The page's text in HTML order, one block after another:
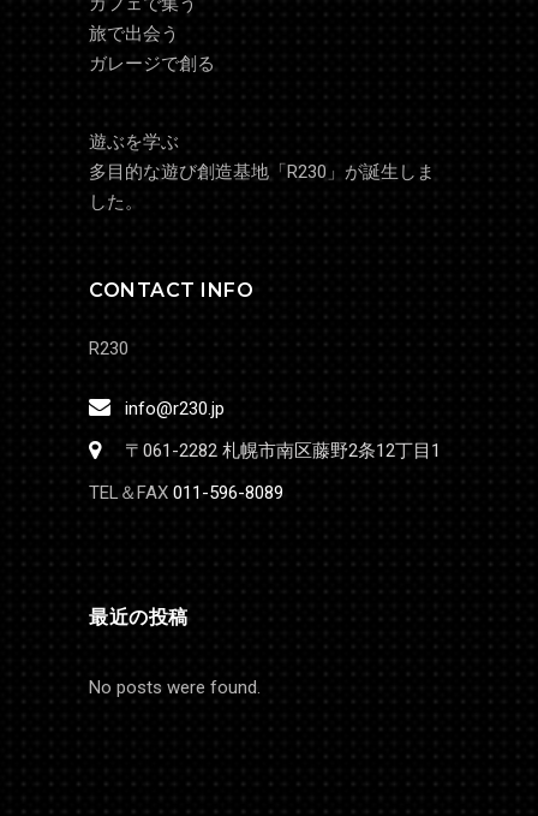
旅で出会う
ガレージで創る
遊ぶを学ぶ
多目的な遊び創造基地「R230」が誕生しま
した。
CONTACT INFO
R230
info@r230.jp
〒061-2282 札幌市南区藤野2条12丁目1
TEL＆FAX 011-596-8089
最近の投稿
No posts were found.